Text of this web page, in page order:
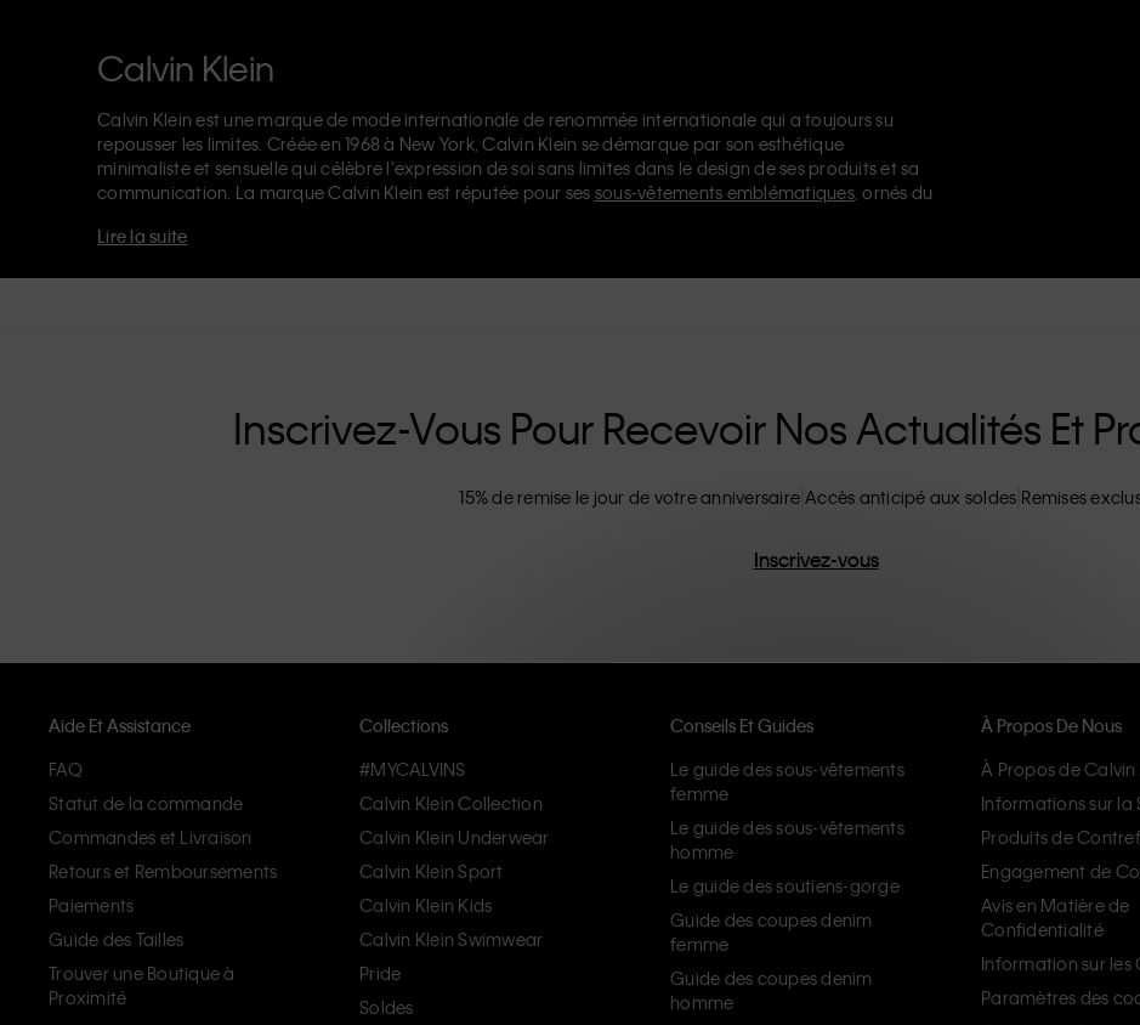
Calvin Klein
Calvin Klein est une marque de mode internationale de renommée internationale qui a toujours su
repousser les limites. Créée en 1968 à New York, Calvin Klein se démarque par son esthétique
minimaliste et sensuelle qui célèbre l'expression de soi sans limites dans le design de ses produits et sa
communication. La marque Calvin Klein est réputée pour ses sous-vêtements emblématiques, ornés du
années 90. Calvin Klein propose également des
Lire la suite
Inscrivez-Vous Pour Recevoir Nos Actualités Et
15% de remise le jour de votre anniversaire Accès anticipé aux soldes Remises
Inscrivez-vous
Aide Et Assistance
FAQ
Statut de la commande
Commandes et Livraison
Retours et Remboursements
Paiements
Guide des Tailles
Trouver une Boutique à
Proximité
Collections
#MYCALVINS
Calvin Klein Collection
Calvin Klein Underwear
Calvin Klein Sport
Calvin Klein Kids
Calvin Klein Swimwear
Pride
Soldes
Conseils Et Guides
Le guide des sous-vêtements
femme
Le guide des sous-vêtements
homme
Le guide des soutiens-gorge
Guide des coupes denim
femme
Guide des coupes denim
homme
À Propos De Nous
À Propos de Calvin
Informations sur la
Produits de
Engagement de
Avis en Matière de
Confidentialité
Information sur les
Paramètres des